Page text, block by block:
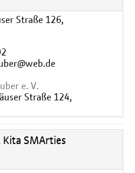
Straße 126,
e. V.
Straße 124,
Kita SMArties